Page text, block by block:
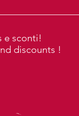
e sconti!
discounts !